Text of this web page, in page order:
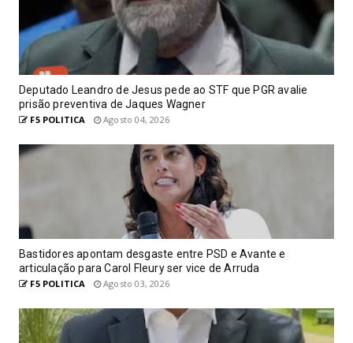
Deputado Leandro de Jesus pede ao STF que PGR avalie
prisão preventiva de Jaques Wagner
F5 POLITICA Agosto 04, 2026
Bastidores apontam desgaste entre PSD e Avante e
articulação para Carol Fleury ser vice de Arruda
F5 POLITICA Agosto 03, 2026